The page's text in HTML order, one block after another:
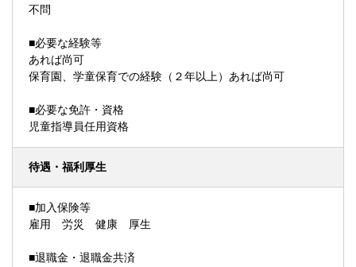
不問
■必要な経験等
あれば尚可
保育園、学童保育での経験（２年以上）あれば尚可
■必要な免許・資格
児童指導員任用資格
待遇・福利厚生
■加入保険等
雇用 労災 健康 厚生
■退職金・退職金共済